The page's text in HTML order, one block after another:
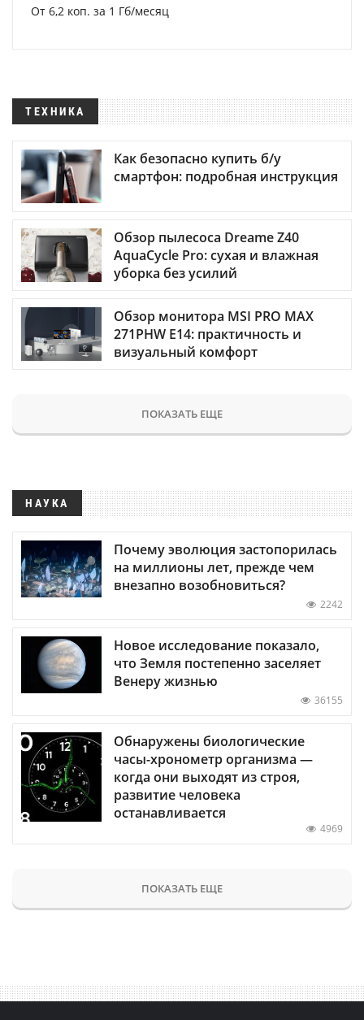
От 6,2 коп. за 1 Гб/месяц
ТЕХНИКА
Как безопасно купить б/у
смартфон: подробная инструкция
Обзор пылесоса Dreame Z40
AquaCycle Pro: сухая и влажная
уборка без усилий
Обзор монитора MSI PRO MAX
271PHW E14: практичность и
визуальный комфорт
ПОКАЗАТЬ ЕЩЕ
НАУКА
Почему эволюция застопорилась
на миллионы лет, прежде чем
внезапно возобновиться?
2242
Новое исследование показало,
что Земля постепенно заселяет
Венеру жизнью
36155
Обнаружены биологические
часы-хронометр организма —
когда они выходят из строя,
развитие человека
останавливается
4969
ПОКАЗАТЬ ЕЩЕ